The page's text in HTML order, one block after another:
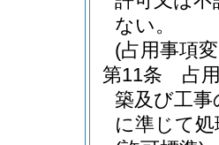
ない。
(占用事項
第11条
占
築及び工
に準じて